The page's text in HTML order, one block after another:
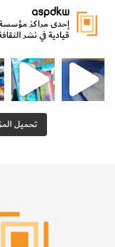
aspdkw
إحدى مراكز مؤسسة
قيادية في نشر
لشؤون الش
من الأعماق نكتشف ومن
⁨ ⁨ نتشرف بدعوتكم لزيارة جناح التقدم العلمي للنشر
تحميل